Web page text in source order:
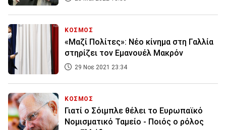
ΚΟΣΜΟΣ
«Μαζί Πολίτες»: Νέο κίνημα στη Γαλλία
στηρίζει τον Εμανουέλ Μακρόν
29 Νοε 2021 23:34
ΚΟΣΜΟΣ
Γιατί ο Σόιμπλε θέλει το Ευρωπαϊκό
Νομισματικό Ταμείο - Ποιός ο ρόλος